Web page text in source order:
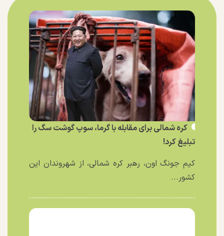
کره شمالی برای مقابله با گرما، سوپ گوشت سگ را
تبلیغ کرد!
کیم جونگ اون، رهبر کره شمالی، از شهروندان این
کشور...